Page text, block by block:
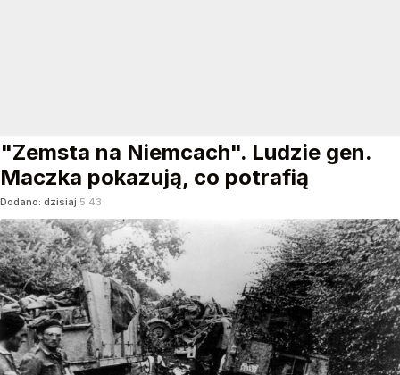
"Zemsta na Niemcach". Ludzie gen.
Maczka pokazują, co potrafią
Dodano: dzisiaj 5:43